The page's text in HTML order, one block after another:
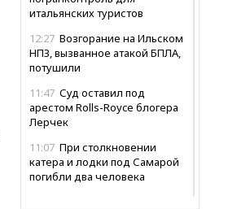
итальянских туристов
12:27 Возгорание на Ильском
НПЗ, вызванное атакой БПЛА,
потушили
11:47 Суд оставил под
арестом Rolls-Royce блогера
Лерчек
11:07 При столкновении
катера и лодки под Самарой
погибли два человека